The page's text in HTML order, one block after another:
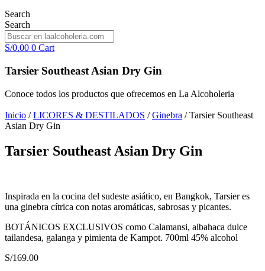
Search
Search
S/0.00 0 Cart
Tarsier Southeast Asian Dry Gin
Conoce todos los productos que ofrecemos en La Alcoholeria
Inicio /LICORES & DESTILADOS /Ginebra / Tarsier Southeast
Asian Dry Gin
Tarsier Southeast Asian Dry Gin
Inspirada en la cocina del sudeste asiático, en Bangkok, Tarsier es
una ginebra cítrica con notas aromáticas, sabrosas y picantes.
BOTÁNICOS EXCLUSIVOS como Calamansi, albahaca dulce
tailandesa, galanga y pimienta de Kampot. 700ml 45% alcohol
S/169.00